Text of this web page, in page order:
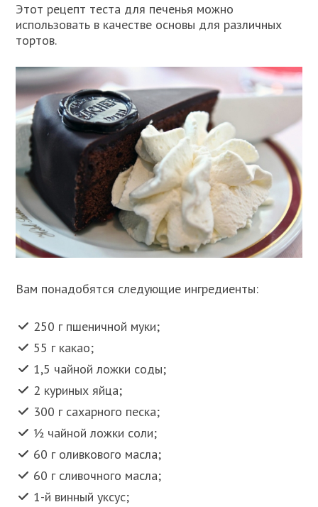
Этот рецепт теста для печенья можно
использовать в качестве основы для различных
тортов.
Вам понадобятся следующие ингредиенты:
250 г пшеничной муки;
55 г какао;
1,5 чайной ложки соды;
2 куриных яйца;
300 г сахарного песка;
½ чайной ложки соли;
60 г оливкового масла;
60 г сливочного масла;
1-й винный уксус;